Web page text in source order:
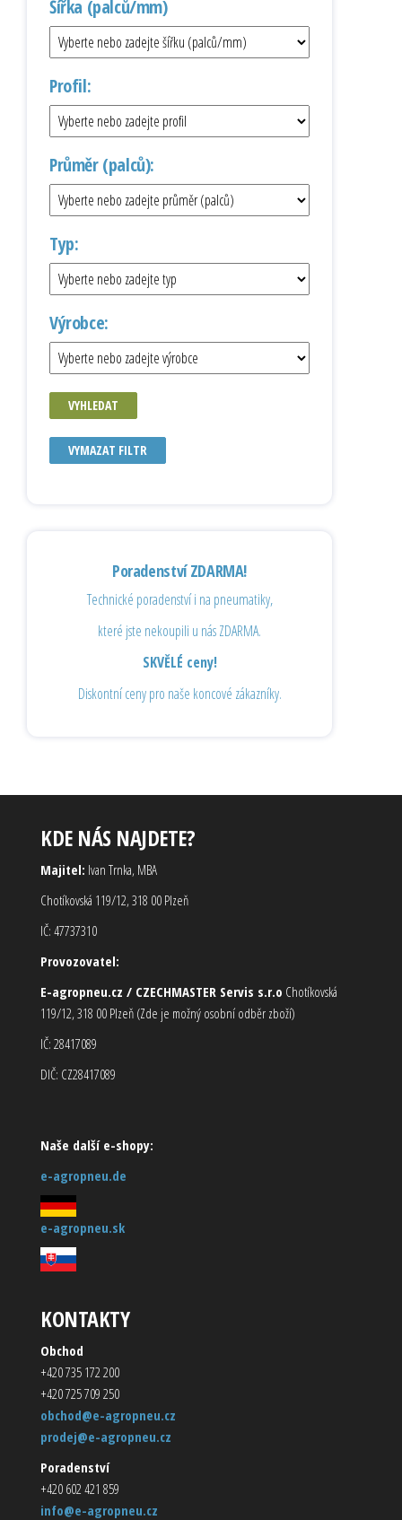
Šířka (palců/mm)
Profil:
Průměr (palců):
Typ:
Výrobce:
VYHLEDAT
VYMAZAT FILTR
Poradenství ZDARMA!
Technické poradenství i na pneumatiky,
které jste nekoupili u nás ZDARMA.
SKVĚLÉ ceny!
Diskontní ceny pro naše koncové zákazníky.
KDE NÁS NAJDETE?
Majitel: Ivan Trnka, MBA
Chotíkovská 119/12, 318 00 Plzeň
IČ: 47737310
Provozovatel:
E-agropneu.cz / CZECHMASTER Servis s.r.o Chotíkovská
119/12, 318 00 Plzeň (Zde je možný osobní odběr zboží)
IČ: 28417089
DIČ: CZ28417089
Naše další e-shopy:
e-agropneu.de
e-agropneu.sk
KONTAKTY
Obchod
+420 735 172 200
+420 725 709 250
obchod@e-agropneu.cz
prodej@e-agropneu.cz
Poradenství
+420 602 421 859
info@e-agropneu.cz